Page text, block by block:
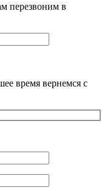
перезвоним в
время вернемся с